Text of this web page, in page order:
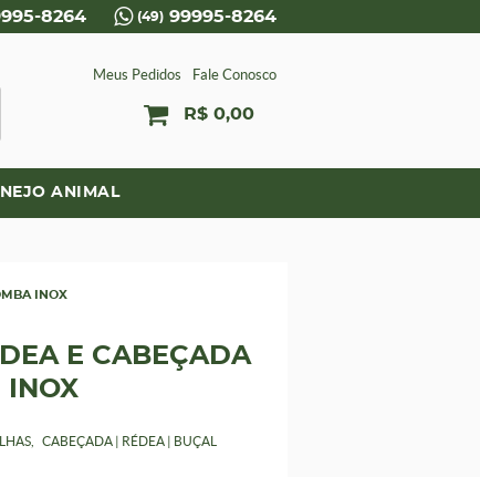
8264 (49) 99995-8264
Meus Pedidos Fale Conosco
R$ 0,00
ANIMAL
INOX
E CABEÇADA
INOX
CABEÇADA | RÉDEA | BUÇAL